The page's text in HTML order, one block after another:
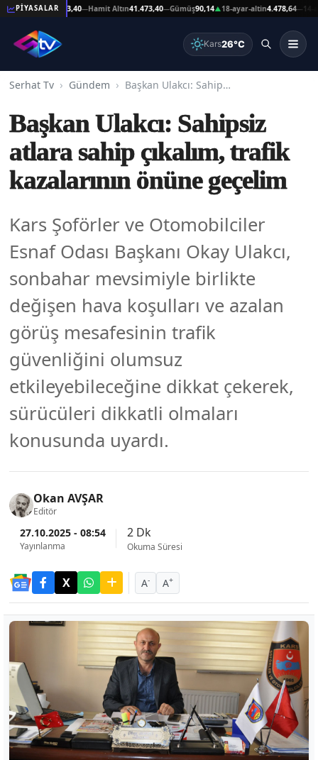
PİYASALAR
Altın41.473,40 —Hamit Altın41.473,40—Gümüş90,14▲18-ayar-altin4.478,64—14-
Kars26°C
Serhat Tv Gündem Başkan Ulakcı: Sahipsiz atlara sahip çıkalım, trafik kazalarının önüne geçelim
Başkan Ulakcı: Sahipsiz
atlara sahip çıkalım, trafik
kazalarının önüne geçelim
Kars Şoförler ve Otomobilciler
Esnaf Odası Başkanı Okay Ulakcı,
sonbahar mevsimiyle birlikte
değişen hava koşulları ve azalan
görüş mesafesinin trafik
güvenliğini olumsuz
etkileyebileceğine dikkat çekerek,
sürücüleri dikkatli olmaları
konusunda uyardı.
Okan AVŞAR
Editör
27.10.2025 - 08:54
Yayınlanma
2 Dk
Okuma Süresi
A- A+